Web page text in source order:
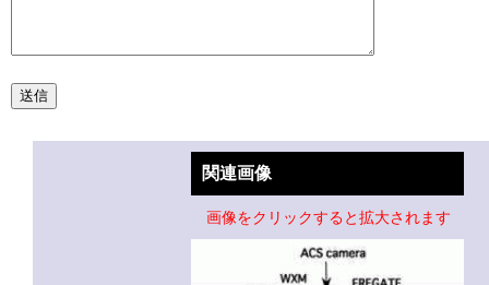
関連画像
画像をクリックすると拡大されます